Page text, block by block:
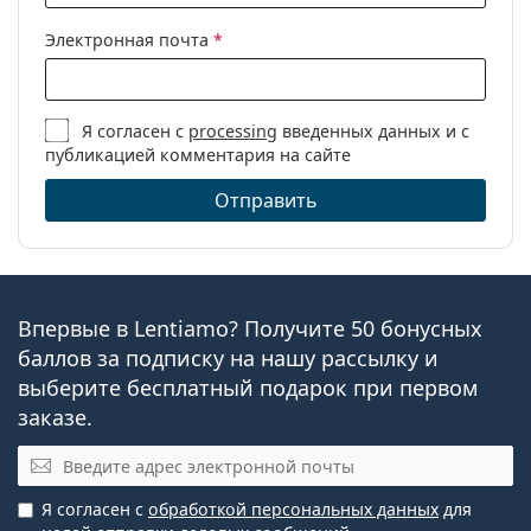
очень влажных условиях и нуждается в линзах,
которые одновременно увлажняют и пропускают
воздух.
Часто задаваемые вопросы
Как долго можно носить MyDay daily
Можно ли спать в MyDay daily disposable
Toric?
В чем разница между упаковками MyDay
daily disposable Toric по 30 и 90 штук?
Линз в упаковке:
Другое
Категория:
Однодневные
контактные линзы
Торические
Электронная почта *
Я согласен с processing введенных данных и с
публикацией комментария на сайте
Отправить
Впервые в Lentiamo? Получите 50 бонусных
баллов за подписку на нашу рассылку и
выберите бесплатный подарок при первом
заказе.
Эл. почта
Я согласен с обработкой персональных данных для